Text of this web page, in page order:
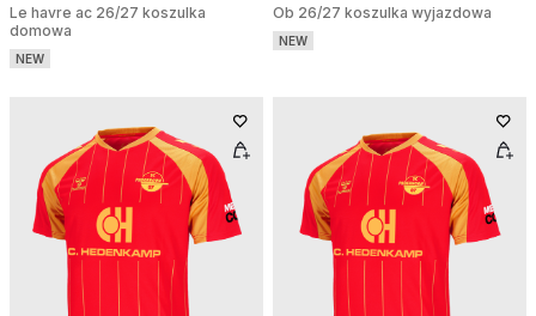
Le havre ac 26/27 koszulka
domowa
NEW
Ob 26/27 koszulka wyjazdowa
NEW